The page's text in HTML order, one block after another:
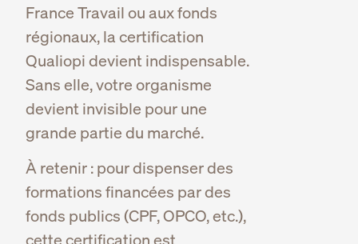
France Travail ou aux fonds
régionaux, la certification
Qualiopi devient indispensable.
Sans elle, votre organisme
devient invisible pour une
grande partie du marché.
À retenir : pour dispenser des
formations financées par des
fonds publics (CPF, OPCO, etc.),
cette certification est